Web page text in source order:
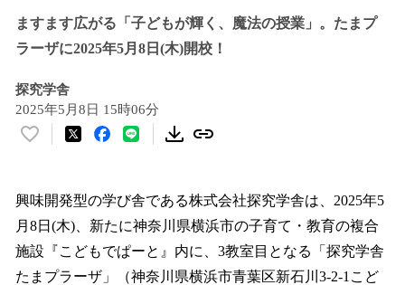
ますます広がる「子どもが輝く、魔法の授業」。たまプ
ラーザに2025年5月8日(木)開校！
探究学舎
2025年5月8日 15時06分
い
！
数
を
読
み
興味開発型の学び舎である株式会社探究学舎は、2025年5
月8日(木)、新たに神奈川県横浜市の子育て・教育の複合
施設『こどもでぱーと』内に、3教室目となる「探究学舎
たまプラーザ」（神奈川県横浜市青葉区新石川3-2-1こど